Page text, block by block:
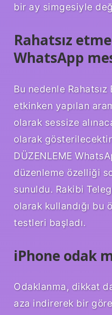
bir ay simgesiyle
Rahatsız
WhatsApp
Bu nedenle
etkinken yapılan
olarak sessize
olarak
DÜZENLEME
düzenleme özelliği
sunuldu. Rakibi
olarak kullandığı bu
testleri başladı.
iPhone odak
Odaklanma, dikkat
aza indirerek bir